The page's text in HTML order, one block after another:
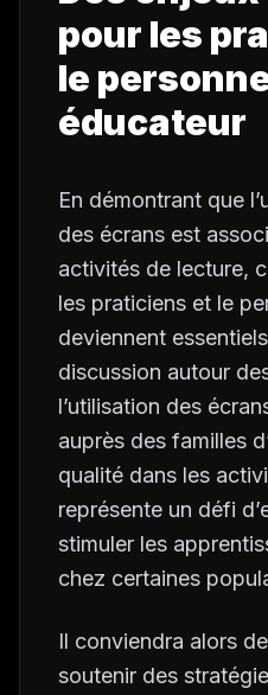
pour les
le
éducateur
En démontrant que
des écrans est
activités de lecture,
les praticiens et le
deviennent
discussion autour
l’utilisation des
auprès des familles
qualité dans les
représente un défi
stimuler les
chez certaines
Il conviendra alors
soutenir des